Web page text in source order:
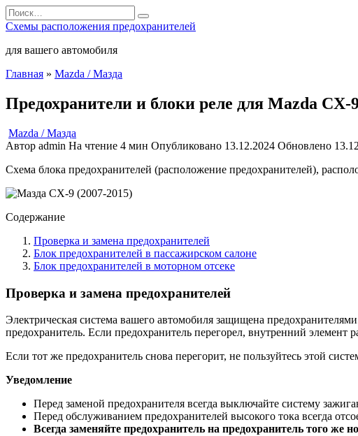
Перейти
к
содержанию
Search
for:
Схемы расположения предохранителей
для вашего автомобиля
Главная » Mazda / Мазда
Предохранители и блоки реле для Mazda
Mazda / Мазда
Автор admin На чтение 4 мин Опубликовано 13.12.2024 Обновлено
Схема блока предохранителей (расположение предохранителей),
Содержание
Проверка и замена предохранителей
Блок предохранителей в пассажирском салоне
Блок предохранителей в моторном отсеке
Проверка и замена предохранителей
Электрическая система вашего автомобиля защищена
предохранитель. Если предохранитель перегорел, внутренний элемент
Если тот же предохранитель снова перегорит, не пользуйтесь этой
Уведомление
Перед заменой предохранителя всегда выключайте систему
Перед обслуживанием предохранителей высокого тока всегда
Всегда заменяйте предохранитель на предохранитель того